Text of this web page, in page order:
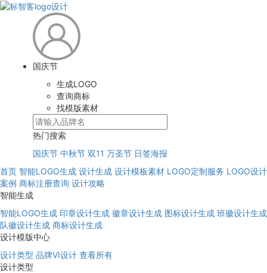
国庆节
生成LOGO
查询商标
找模版素材
热门搜索
国庆节 中秋节 双11 万圣节 日签海报
首页 智能LOGO生成 设计生成 设计模板素材 LOGO定制服务 LOGO设计
案例 商标注册查询 设计攻略
智能生成
智能LOGO生成 印章设计生成 徽章设计生成 图标设计生成 班徽设计生成
队徽设计生成 商标设计生成
设计模版中心
设计类型 品牌VI设计 查看所有
设计类型